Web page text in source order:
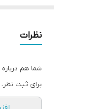
نظرات
شما هم
برای ثبت